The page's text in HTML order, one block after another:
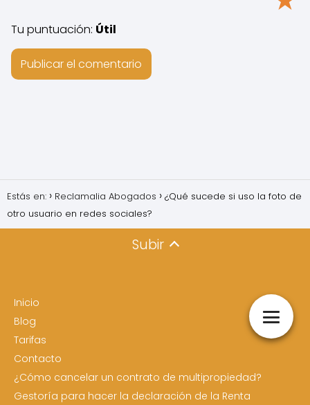
Tu puntuación: Útil
Estás en: Reclamalia Abogados
¿Qué sucede si uso la foto de
otro usuario en redes sociales?
Subir
Inicio
Blog
Tarifas
Contacto
¿Cómo cancelar un contrato de multipropiedad?
Gestoría para hacer la declaración de la Renta